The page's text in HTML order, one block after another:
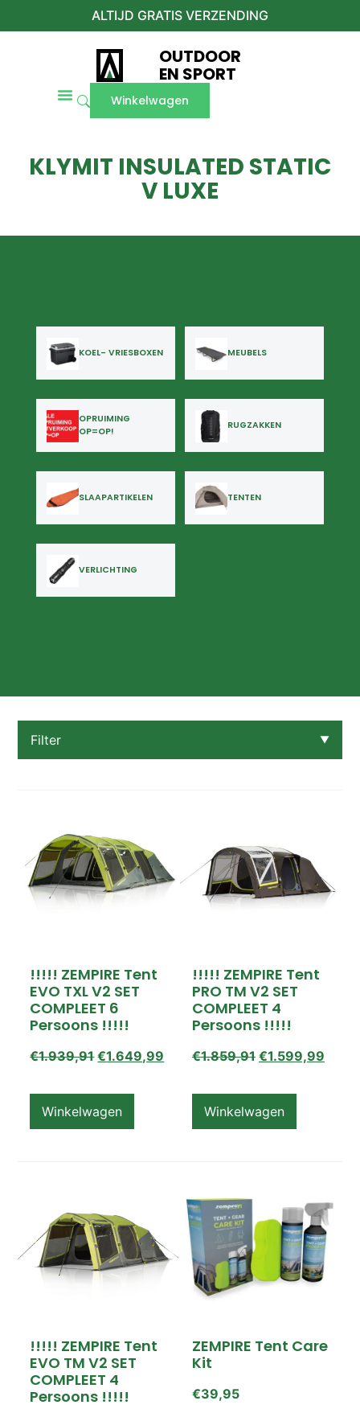
ALTIJD GRATIS VERZENDING
OUTDOOR
EN SPORT
Winkelwagen
KLYMIT INSULATED STATIC
V LUXE
KOEL- VRIESBOXEN MEUBELS
OPRUIMING
OP=OP!
RUGZAKKEN
SLAAPARTIKELEN TENTEN
VERLICHTING
Filter ▼
OPRUIMING OP=OP!
Rugzakken
Slaapartikelen
Tenten
Verlichting
€19,00 – €639,00
€639,00 – €1.259,00
€1.259,00 – €1.879,00
€1.879,00 – €2.499,00
Beschikbaarheid
!!!!! ZEMPIRE Tent
EVO TXL V2 SET
COMPLEET 6
Persoons !!!!!
€1.939,91 €1.649,99
Winkelwagen
!!!!! ZEMPIRE Tent
PRO TM V2 SET
COMPLEET 4
Persoons !!!!!
€1.859,91 €1.599,99
Winkelwagen
!!!!! ZEMPIRE Tent
EVO TM V2 SET
COMPLEET 4
Persoons !!!!!
ZEMPIRE Tent Care
Kit
€39,95